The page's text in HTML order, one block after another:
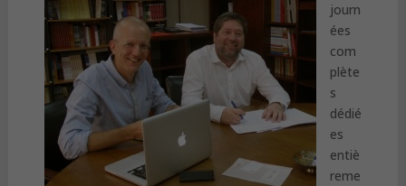
journ
ées
com
plète
s
dédié
es
entiè
reme